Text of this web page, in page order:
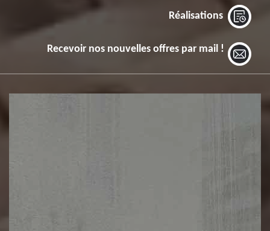
Réalisations
Recevoir nos nouvelles offres par mail !